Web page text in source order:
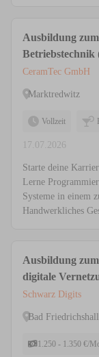
Ausbildung
Betriebstechnik
CeramTec GmbH
Marktredwitz
Vollzeit
17.07.2026
Starte deine
Lerne
Systeme in einem
Handwerkliches
Ausbildung
digitale
Schwarz Digits
Bad Friedrichshall
1.250 - 1.350 €/